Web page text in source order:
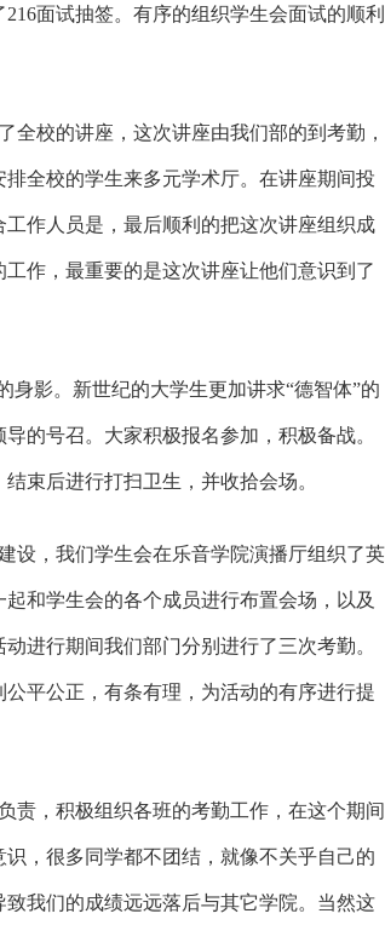
面试抽签。有序的组织学生会面试的顺利
全校的讲座，这次讲座由我们部的到考勤，
全校的学生来多元学术厅。在讲座期间投
作人员是，最后顺利的把这次讲座组织成
作，最重要的是这次讲座让他们意识到了
身影。新世纪的大学生更加讲求“德智体”的
的号召。大家积极报名参加，积极备战。
束后进行打扫卫生，并收拾会场。
设，我们学生会在乐音学院演播厅组织了英
和学生会的各个成员进行布置会场，以及
进行期间我们部门分别进行了三次考勤。
平公正，有条有理，为活动的有序进行提
责，积极组织各班的考勤工作，在这个期间
，很多同学都不团结，就像不关乎自己的
我们的成绩远远落后与其它学院。当然这